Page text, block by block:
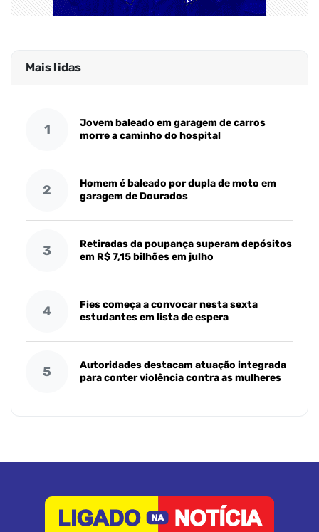
Mais lidas
1
Jovem baleado em garagem de carros
morre a caminho do hospital
2
Homem é baleado por dupla de moto em
garagem de Dourados
3
Retiradas da poupança superam depósitos
em R$ 7,15 bilhões em julho
4
Fies começa a convocar nesta sexta
estudantes em lista de espera
5
Autoridades destacam atuação integrada
para conter violência contra as mulheres